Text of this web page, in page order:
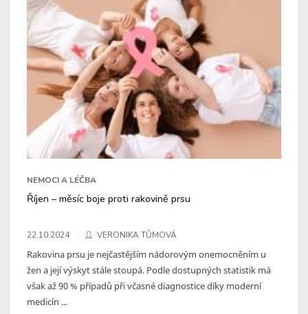
NEMOCI A LÉČBA
Říjen – měsíc boje proti rakovině prsu
22.10.2024 VERONIKA TŮMOVÁ
Rakovina prsu je nejčastějším nádorovým onemocněním u
žen a její výskyt stále stoupá. Podle dostupných statistik má
však až 90 % případů při včasné diagnostice díky moderní
medicín ...